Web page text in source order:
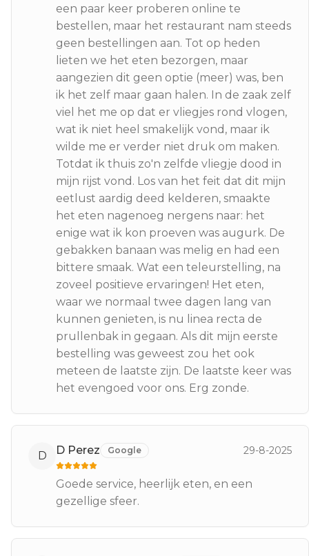
een paar keer proberen online te
bestellen, maar het restaurant nam steeds
geen bestellingen aan. Tot op heden
lieten we het eten bezorgen, maar
aangezien dit geen optie (meer) was, ben
ik het zelf maar gaan halen. In de zaak zelf
viel het me op dat er vliegjes rond vlogen,
wat ik niet heel smakelijk vond, maar ik
wilde me er verder niet druk om maken.
Totdat ik thuis zo'n zelfde vliegje dood in
mijn rijst vond. Los van het feit dat dit mijn
eetlust aardig deed kelderen, smaakte
het eten nagenoeg nergens naar: het
enige wat ik kon proeven was augurk. De
gebakken banaan was melig en had een
bittere smaak. Wat een teleurstelling, na
zoveel positieve ervaringen! Het eten,
waar we normaal twee dagen lang van
kunnen genieten, is nu linea recta de
prullenbak in gegaan. Als dit mijn eerste
bestelling was geweest zou het ook
meteen de laatste zijn. De laatste keer was
het evengoed voor ons. Erg zonde.
D D Perez Google 29-8-2025
Goede service, heerlijk eten, en een
gezellige sfeer.